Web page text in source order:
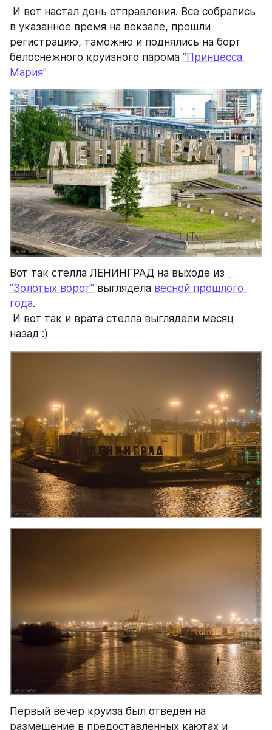
в указанное время на вокзале, прошли
регистрацию, таможню и поднялись на борт
белоснежного круизного парома "Принцесса
Мария"
"Золотых ворот" выглядела весной прошлого
года.
назад :)
Первый вечер круиза был отведен на
размещение в предоставленных каютах и